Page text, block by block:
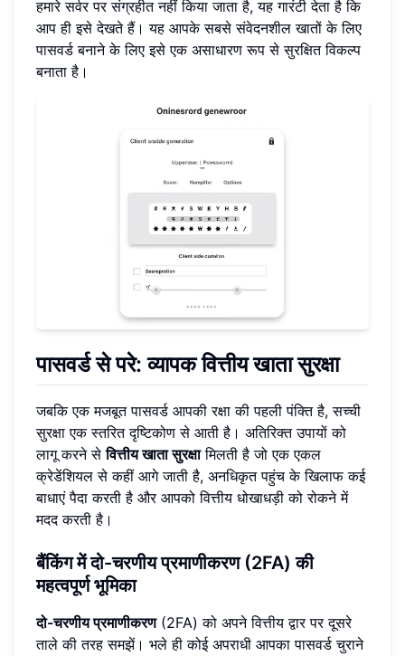
हमारे सर्वर पर संग्रहीत नहीं किया जाता है, यह गारंटी देता है कि
आप ही इसे देखते हैं। यह आपके सबसे संवेदनशील खातों के लिए
पासवर्ड बनाने के लिए इसे एक असाधारण रूप से सुरक्षित विकल्प
बनाता है।
पासवर्ड से परे: व्यापक वित्तीय खाता सुरक्षा
जबकि एक मजबूत पासवर्ड आपकी रक्षा की पहली पंक्ति है, सच्ची
सुरक्षा एक स्तरित दृष्टिकोण से आती है। अतिरिक्त उपायों को
लागू करने सेवित्तीय खाता सुरक्षामिलती है जो एक एकल
क्रेडेंशियल से कहीं आगे जाती है, अनधिकृत पहुंच के खिलाफ कई
बाधाएं पैदा करती है और आपको वित्तीय धोखाधड़ी को रोकने में
मदद करती है।
बैंकिंग में दो-चरणीय प्रमाणीकरण (2FA) की
महत्वपूर्ण भूमिका
दो-चरणीय प्रमाणीकरण(2FA) को अपने वित्तीय द्वार पर दूसरे
ताले की तरह समझें। भले ही कोई अपराधी आपका पासवर्ड चुराने